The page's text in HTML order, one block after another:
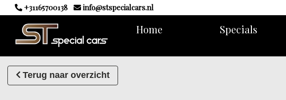
+31165700138 info@stspecialcars.nl
Home Specials
Terug naar overzicht